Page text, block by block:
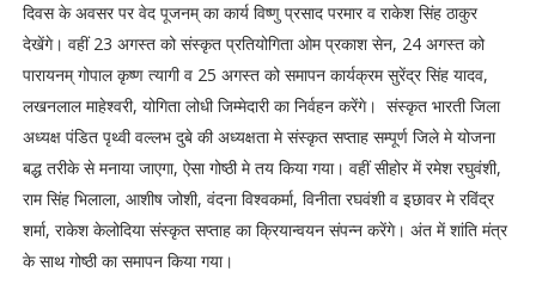
दिवस के अवसर पर वेद पूजनम् का कार्य विष्णु प्रसाद परमार व राकेश सिंह ठाकुर
देखेंगे। वहीं 23 अगस्त को संस्कृत प्रतियोगिता ओम प्रकाश सेन, 24 अगस्त को
पारायनम् गोपाल कृष्ण त्यागी व 25 अगस्त को समापन कार्यक्रम सुरेंद्र सिंह यादव,
लखनलाल माहेश्वरी, योगिता लोधी जिम्मेदारी का निर्वहन करेंगे। संस्कृत भारती जिला
अध्यक्ष पंडित पृथ्वी वल्लभ दुबे की अध्यक्षता मे संस्कृत सप्ताह सम्पूर्ण जिले मे योजना
बद्ध तरीके से मनाया जाएगा, ऐसा गोष्ठी मे तय किया गया। वहीं सीहोर में रमेश रघुवंशी,
राम सिंह भिलाला, आशीष जोशी, वंदना विश्वकर्मा, विनीता रघवंशी व इछावर मे रविंद्र
शर्मा, राकेश केलोदिया संस्कृत सप्ताह का क्रियान्वयन संपन्न करेंगे। अंत में शांति मंत्र
के साथ गोष्ठी का समापन किया गया।